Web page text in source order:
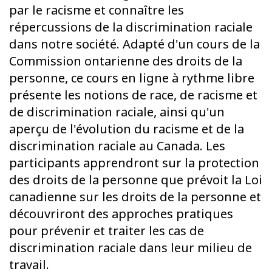
par le racisme et connaître les
répercussions de la discrimination raciale
dans notre société. Adapté d'un cours de la
Commission ontarienne des droits de la
personne, ce cours en ligne à rythme libre
présente les notions de race, de racisme et
de discrimination raciale, ainsi qu'un
aperçu de l'évolution du racisme et de la
discrimination raciale au Canada. Les
participants apprendront sur la protection
des droits de la personne que prévoit la Loi
canadienne sur les droits de la personne et
découvriront des approches pratiques
pour prévenir et traiter les cas de
discrimination raciale dans leur milieu de
travail.